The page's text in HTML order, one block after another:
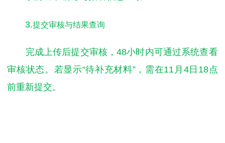
3.提交审核与结果查询
完成上传后提交审核，48小时内可通过系统查看
审核状态。若显示“待补充材料”，需在11月4日18点
前重新提交。